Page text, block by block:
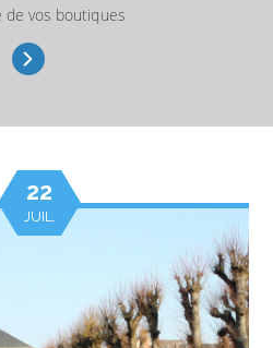
de vos boutiques
22
JUIL.